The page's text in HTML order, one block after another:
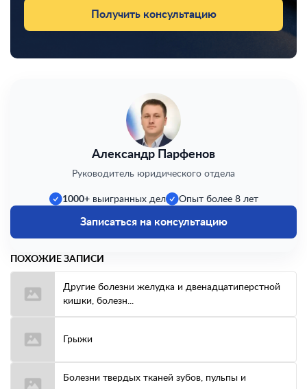
Получить консультацию
Александр Парфенов
Руководитель юридического отдела
1000+выигранных дел Опыт более 8 лет
Записаться на консультацию
ПОХОЖИЕ ЗАПИСИ
Другие болезни желудка и двенадцатиперстной
кишки, болезн...
Грыжи
Болезни твердых тканей зубов, пульпы и